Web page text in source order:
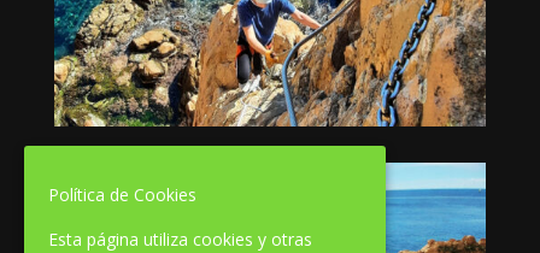
Política de Cookies
Esta página utiliza cookies y otras